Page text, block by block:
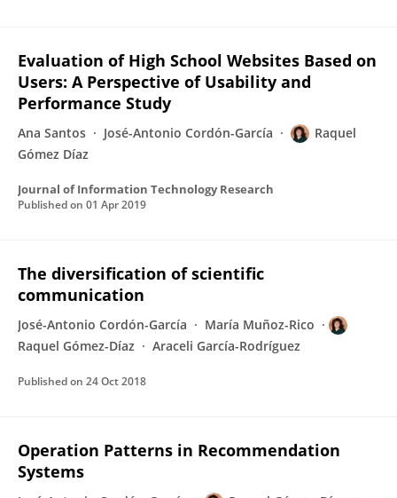
Evaluation of High School Websites Based on
Users: A Perspective of Usability and
Performance Study
Ana Santos José-Antonio Cordón-García
Raquel
Gómez Díaz
Journal of Information Technology Research
Published on 01 Apr 2019
The diversification of scientific
communication
José-Antonio Cordón-García
María Muñoz-Rico
Raquel Gómez-Díaz
Araceli García-Rodríguez
Published on 24 Oct 2018
Operation Patterns in Recommendation
Systems